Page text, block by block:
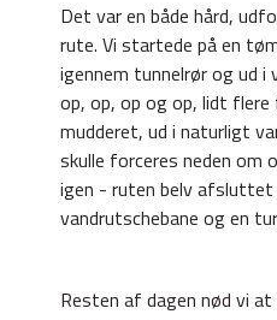
Det var en både hård,
rute. Vi startede på en
igennem tunnelrør og ud
op, op, op og op, lidt flere
mudderet, ud i naturligt
skulle forceres neden om
igen - ruten belv afsluttet
vandrutschebane og en
Resten af dagen nød vi